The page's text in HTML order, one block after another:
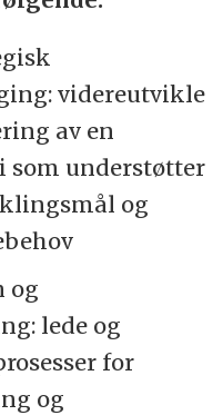
videreutvikle
av en
som understøtter
og
og
lede og
for
og